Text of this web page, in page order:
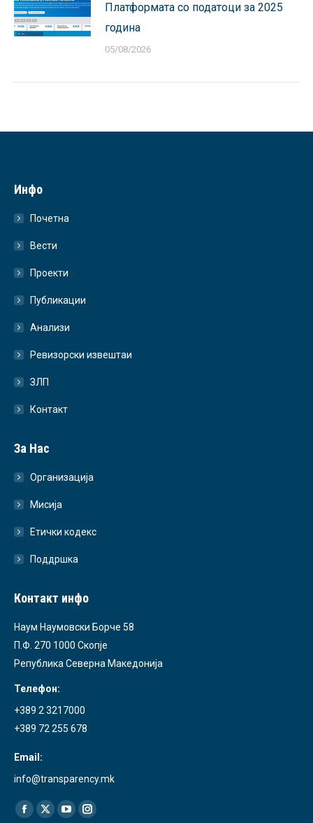
Платформата со податоци за 2025
година
05/08/2026
Инфо
Почетна
Вести
Проекти
Публикации
Анализи
Ревизорски извештаи
ЗЛП
Контакт
За Нас
Организација
Мисија
Етички кодекс
Поддршка
Контакт инфо
Наум Наумовски Борче 58
П.Ф. 270 1000 Скопје
Република Северна Македонија
Телефон:
+389 2 3217000
+389 72 255 678
Email:
info@transparency.mk
Find us on:
Facebook
X YouTubeInstagram